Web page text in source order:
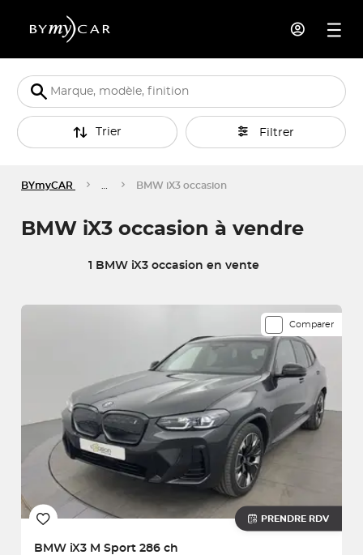
Trier Filtrer
BYmyCAR BMW iX3 occasion
BMW iX3 occasion à vendre
1 BMW iX3 occasion en vente
1 véhicules correspondent à votre recherche
Comparer
PRENDRE RDV
BMW iX3 M Sport 286 ch